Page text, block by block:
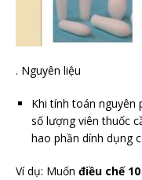
. Nguyên liệu
Khi tính toán
số lượng viên thuốc
hao phần dính dụng
Ví dụ: Muốn điều chế